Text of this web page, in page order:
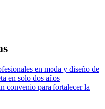
en moda y diseño de
en solo dos años
para fortalecer la